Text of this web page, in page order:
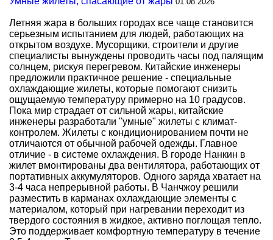
Летняя жара в больших городах все чаще становится
серьезным испытанием для людей, работающих на
открытом воздухе. Мусорщики, строители и другие
специалисты вынуждены проводить часы под палящим
солнцем, рискуя перегревом. Китайские инженеры
предложили практичное решение - специальные
охлаждающие жилеты, которые помогают снизить
ощущаемую температуру примерно на 10 градусов.
Пока мир страдает от сильной жары, китайские
инженеры разработали "умные" жилеты с климат-
контролем. Жилеты с кондиционированием почти не
отличаются от обычной рабочей одежды. Главное
отличие - в системе охлаждения. В городе Нанкин в
жилет вмонтированы два вентилятора, работающих от
портативных аккумуляторов. Одного заряда хватает на
3-4 часа непрерывной работы. В Чанчжоу решили
разместить в карманах охлаждающие элементы с
материалом, который при нагревании переходит из
твердого состояния в жидкое, активно поглощая тепло.
Это поддерживает комфортную температуру в течение